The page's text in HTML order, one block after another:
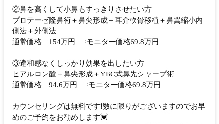
②鼻を高くして小鼻もすっきりさせたい方
プロテーゼ隆鼻術＋鼻尖形成＋耳介軟骨移植＋鼻翼縮小内
側法＋外側法
通常価格 154万円 ⇨モニター価格69.8万円
③違和感なくしっかり効果を出したい方
ヒアルロン酸＋鼻尖形成＋YBC式鼻先シャープ術
通常価格 94.6万円 ⇨モニター価格69.8万円
カウンセリングは無料です❗️数に限りがございますのでお早
めのご予約をお勧めします💓